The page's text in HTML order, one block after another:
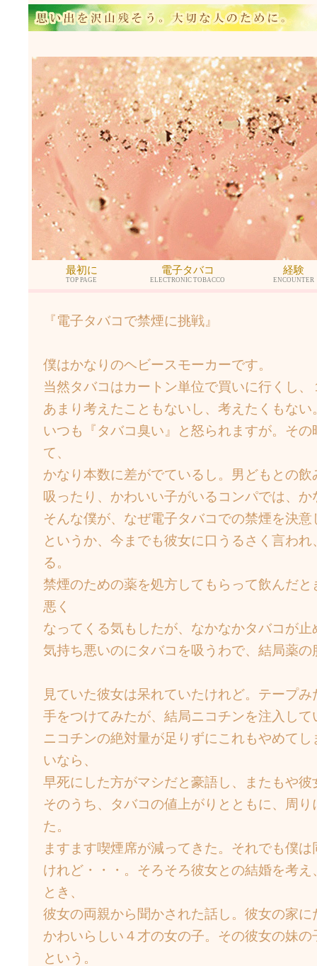
『電子タバコで禁煙に挑戦』
僕はかなりのヘビースモーカーです。
当然タバコはカートン単位で買いに行くし
あまり考えたこともないし、考えたくもな
いつも『タバコ臭い』と怒られますが。そ
て、
かなり本数に差がでているし。男どもとの
吸ったり、かわいい子がいるコンパでは、
そんな僕が、なぜ電子タバコでの禁煙を決
というか、今までも彼女に口うるさく言わ
る。
禁煙のための薬を処方してもらって飲んだ
悪く
なってくる気もしたが、なかなかタバコが
気持ち悪いのにタバコを吸うわで、結局薬
見ていた彼女は呆れていたけれど。テープ
手をつけてみたが、結局ニコチンを注入し
ニコチンの絶対量が足りずにこれもやめて
いなら、
早死にした方がマシだと豪語し、またもや
そのうち、タバコの値上がりとともに、周
た。
ますます喫煙席が減ってきた。それでも僕
けれど・・・。そろそろ彼女との結婚を考
とき、
彼女の両親から聞かされた話し。彼女の家
かわいらしい４才の女の子。その彼女の妹
という。
最初に
TOP PAGE
電子タバコ
ELECTRONIC TOBACCO
経験
ENCOUNTER